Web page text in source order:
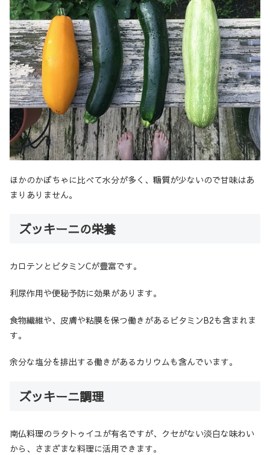
ほかのかぼちゃに比べて水分が多く、糖質が少ないので甘味はあ
まりありません。
ズッキーニの栄養
カロテンとビタミンCが豊富です。
利尿作用や便秘予防に効果があります。
食物繊維や、皮膚や粘膜を保つ働きがあるビタミンB2も含まれま
す。
余分な塩分を排出する働きがあるカリウムも含んでいます。
ズッキーニ調理
南仏料理のラタトゥイユが有名ですが、クセがない淡白な味わい
から、さまざまな料理に活用できます。